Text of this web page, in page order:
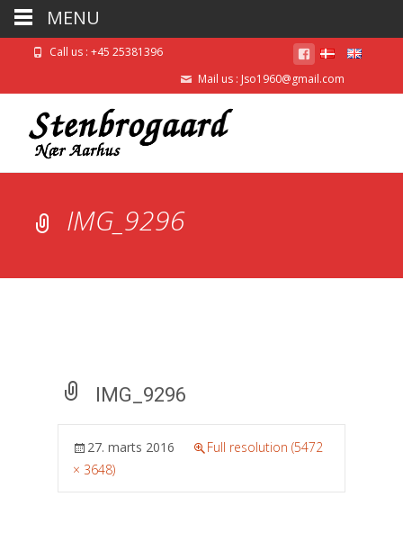
Call us : +45 25381396
Mail us : Jso1960@gmail.com
IMG_9296
IMG_9296
27. marts 2016
Full resolution (5472
× 3648)
MENU